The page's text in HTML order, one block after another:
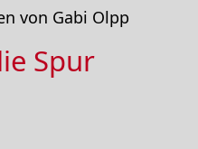
von Gabi Olpp
Spur